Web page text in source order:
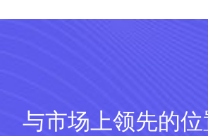
与市场上领先的